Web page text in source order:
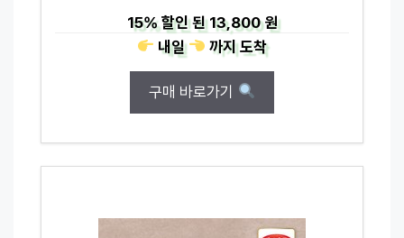
15%할인 된13,800 원
내일
까지도착
구매 바로가기